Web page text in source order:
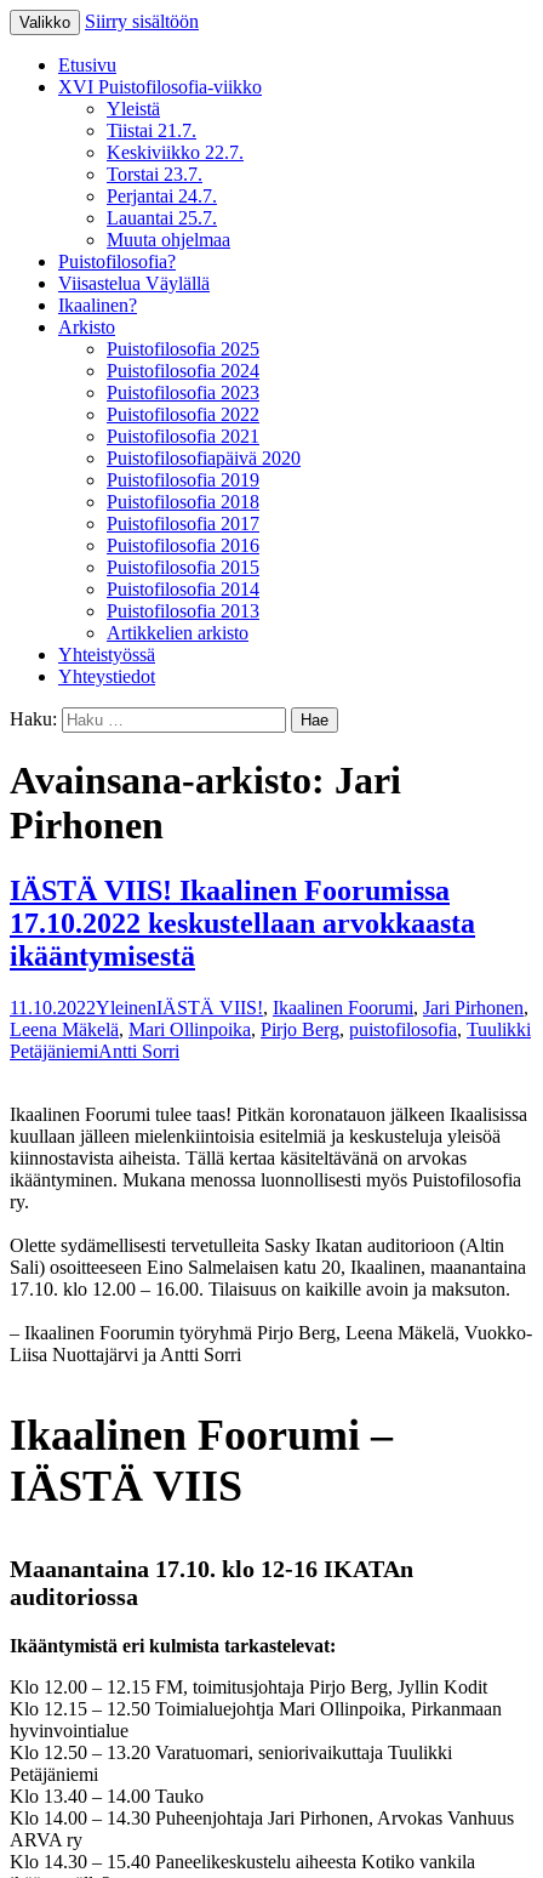
Puistofilosofia
15.-19.7.2025
Valikko Siirry sisältöön
Etusivu
XVI Puistofilosofia-viikko
Yleistä
Tiistai 21.7.
Keskiviikko 22.7.
Torstai 23.7.
Perjantai 24.7.
Lauantai 25.7.
Muuta ohjelmaa
Puistofilosofia?
Viisastelua Väylällä
Ikaalinen?
Arkisto
Puistofilosofia 2025
Puistofilosofia 2024
Puistofilosofia 2023
Puistofilosofia 2022
Puistofilosofia 2021
Puistofilosofiapäivä 2020
Puistofilosofia 2019
Puistofilosofia 2018
Puistofilosofia 2017
Puistofilosofia 2016
Puistofilosofia 2015
Puistofilosofia 2014
Puistofilosofia 2013
Artikkelien arkisto
Yhteistyössä
Yhteystiedot
Haku:
Avainsana-arkisto: Jari
Pirhonen
IÄSTÄ VIIS! Ikaalinen Foorumissa
17.10.2022 keskustellaan arvokkaasta
ikääntymisestä
11.10.2022YleinenIÄSTÄ VIIS!, Ikaalinen Foorumi, Jari Pirhonen,
Leena Mäkelä, Mari Ollinpoika, Pirjo Berg, puistofilosofia, Tuulikki
PetäjäniemiAntti Sorri
Ikaalinen Foorumi tulee taas! Pitkän koronatauon jälkeen Ikaalisissa
kuullaan jälleen mielenkiintoisia esitelmiä ja keskusteluja yleisöä
kiinnostavista aiheista. Tällä kertaa käsiteltävänä on arvokas
ikääntyminen. Mukana menossa luonnollisesti myös Puistofilosofia
ry.
Olette sydämellisesti tervetulleita Sasky Ikatan auditorioon (Altin
Sali) osoitteeseen Eino Salmelaisen katu 20, Ikaalinen, maanantaina
17.10. klo 12.00 – 16.00. Tilaisuus on kaikille avoin ja maksuton.
– Ikaalinen Foorumin työryhmä Pirjo Berg, Leena Mäkelä, Vuokko-
Liisa Nuottajärvi ja Antti Sorri
Ikaalinen Foorumi –
IÄSTÄ VIIS
Maanantaina 17.10. klo 12-16 IKATAn
auditoriossa
Ikääntymistä eri kulmista tarkastelevat:
Klo 12.00 – 12.15 FM, toimitusjohtaja Pirjo Berg, Jyllin Kodit
Klo 12.15 – 12.50 Toimialuejohtja Mari Ollinpoika, Pirkanmaan
hyvinvointialue
Klo 12.50 – 13.20 Varatuomari, seniorivaikuttaja Tuulikki
Petäjäniemi
Klo 13.40 – 14.00 Tauko
Klo 14.00 – 14.30 Puheenjohtaja Jari Pirhonen, Arvokas Vanhuus
ARVA ry
Klo 14.30 – 15.40 Paneelikeskustelu aiheesta Kotiko vankila